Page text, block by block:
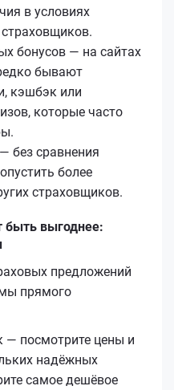
в условиях
бонусов — на сайтах
бывают
кэшбэк или
которые часто
без сравнения
более
страховщиков.
быть выгоднее:
предложений
прямого
— посмотрите цены и
надёжных
самое дешёвое